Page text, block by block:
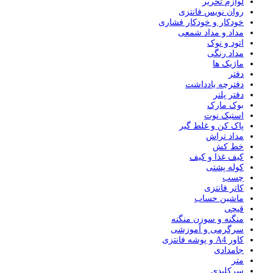
روان نویس فانتزی
خودکار و خودکار فشاری
مداد و مداد شمعی
اتود و نوک
مداد رنگی
ماژیک ها
دفتر
دفترچه یادداشت
دفتر پلنر
بوک مارک
استیک نوت
پاک کن و غلط گیر
مداد تراش
خط کش
کیف غذا و کیف
کوله پشتی
چسب
کاتر فانتزی
ماشین حساب
قیچی
منگنه و سوزن منگنه
سرگرمی و آموزشی
کاور A4 و پوشه فانتزی
جامدادی
متر
سرکلیدی